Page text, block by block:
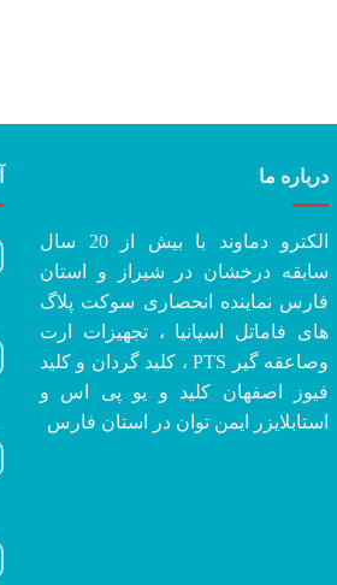
درباره ما
الکترو دماوند با بیش از 20 سال
سابقه درخشان در شیراز و استان
فارس نماینده انحصاری سوکت پلاگ
های فاماتل اسپانیا ، تجهیزات ارت
وصاعقه گیر PTS ، کلید گردان و کلید
فیوز اصفهان کلید و یو پی اس و
استابلایزر ایمن توان در استان فارس